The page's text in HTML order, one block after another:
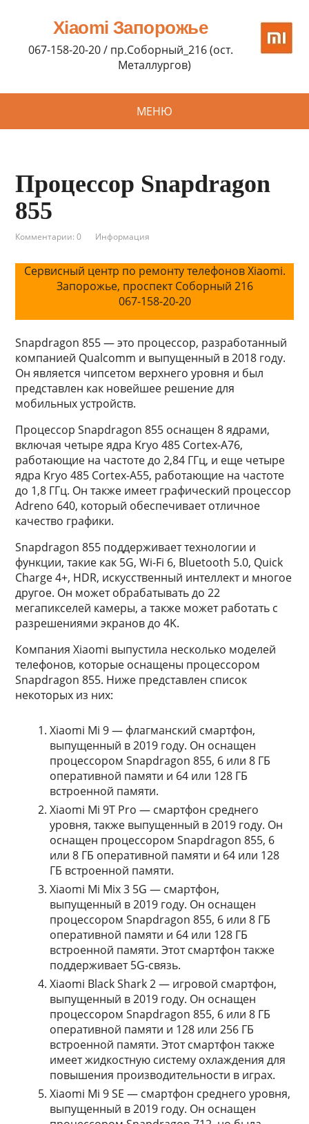
Xiaomi Запорожье
067-158-20-20 / пр.Соборный_216 (ост.
Металлургов)
МЕНЮ
Процессор Snapdragon
855
Комментарии: 0 Информация
Сервисный центр по ремонту телефонов Xiaomi.
Запорожье, проспект Соборный 216
067-158-20-20
Snapdragon 855 — это процессор, разработанный
компанией Qualcomm и выпущенный в 2018 году.
Он является чипсетом верхнего уровня и был
представлен как новейшее решение для
мобильных устройств.
Процессор Snapdragon 855 оснащен 8 ядрами,
включая четыре ядра Kryo 485 Cortex-A76,
работающие на частоте до 2,84 ГГц, и еще четыре
ядра Kryo 485 Cortex-A55, работающие на частоте
до 1,8 ГГц. Он также имеет графический процессор
Adreno 640, который обеспечивает отличное
качество графики.
Snapdragon 855 поддерживает технологии и
функции, такие как 5G, Wi-Fi 6, Bluetooth 5.0, Quick
Charge 4+, HDR, искусственный интеллект и многое
другое. Он может обрабатывать до 22
мегапикселей камеры, а также может работать с
разрешениями экранов до 4K.
Компания Xiaomi выпустила несколько моделей
телефонов, которые оснащены процессором
Snapdragon 855. Ниже представлен список
некоторых из них:
Xiaomi Mi 9 — флагманский смартфон,
выпущенный в 2019 году. Он оснащен
процессором Snapdragon 855, 6 или 8 ГБ
оперативной памяти и 64 или 128 ГБ
встроенной памяти.
Xiaomi Mi 9T Pro — смартфон среднего
уровня, также выпущенный в 2019 году. Он
оснащен процессором Snapdragon 855, 6
или 8 ГБ оперативной памяти и 64 или 128
ГБ встроенной памяти.
Xiaomi Mi Mix 3 5G — смартфон,
выпущенный в 2019 году. Он оснащен
процессором Snapdragon 855, 6 или 8 ГБ
оперативной памяти и 64 или 128 ГБ
встроенной памяти. Этот смартфон также
поддерживает 5G-связь.
Xiaomi Black Shark 2 — игровой смартфон,
выпущенный в 2019 году. Он оснащен
процессором Snapdragon 855, 6 или 8 ГБ
оперативной памяти и 128 или 256 ГБ
встроенной памяти. Этот смартфон также
имеет жидкостную систему охлаждения для
повышения производительности в играх.
Xiaomi Mi 9 SE — смартфон среднего уровня,
выпущенный в 2019 году. Он оснащен